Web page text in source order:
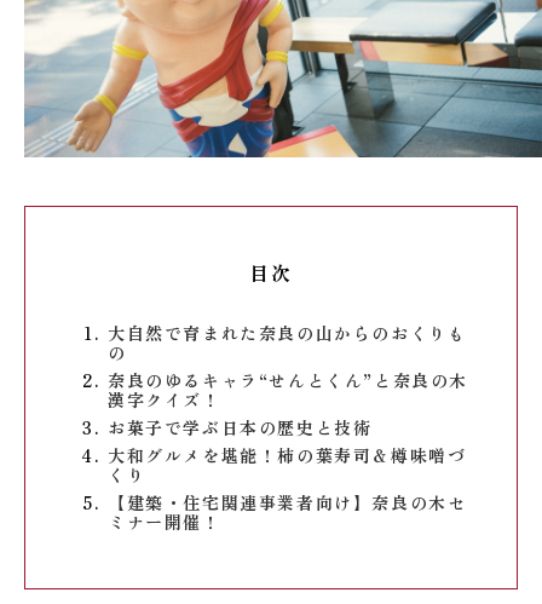
目次
大自然で育まれた奈良の山からのおくりも
の
奈良のゆるキャラ“せんとくん”と奈良の木
漢字クイズ！
お菓子で学ぶ日本の歴史と技術
大和グルメを堪能！柿の葉寿司＆樽味噌づ
くり
【建築・住宅関連事業者向け】奈良の木セ
ミナー開催！